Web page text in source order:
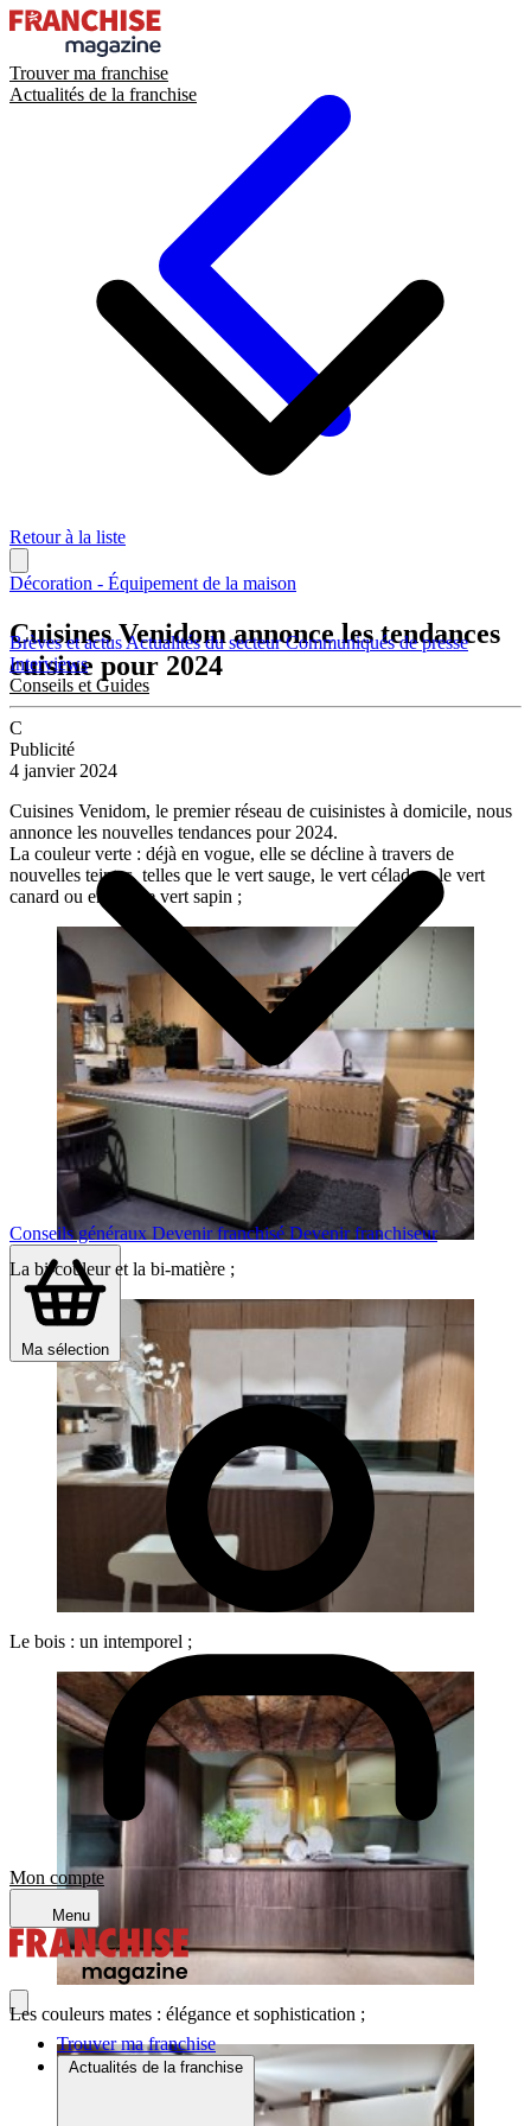
Trouver ma franchise
Actualités de la franchise
Brèves et actusActualités du secteurCommuniqués de presse
Interviews
Conseils et Guides
Conseils généraux Devenir franchiséDevenir franchiseur
Ma sélection
Mon compte
Menu
Trouver ma franchise
Actualités de la franchise
Retour à la liste
Décoration - Équipement de la maison
Cuisines Venidom annonce les tendances
cuisine pour 2024
C
Publicité
4 janvier 2024
Cuisines Venidom, le premier réseau de cuisinistes à domicile, nous
annonce les nouvelles tendances pour 2024.
La couleur verte : déjà en vogue, elle se décline à travers de
nouvelles teintes, telles que le vert sauge, le vert céladon, le vert
canard ou encore le vert sapin ;
La bi-couleur et la bi-matière ;
Le bois : un intemporel ;
Les couleurs mates : élégance et sophistication ;